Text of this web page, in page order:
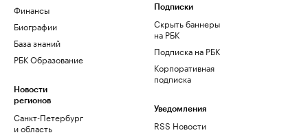
Финансы
Биографии
База знаний
РБК Образование
Новости
регионов
Санкт-Петербург
и область
Подписки
Скрыть баннеры
на РБК
Подписка на РБК
Корпоративная
подписка
Уведомления
RSS Новости